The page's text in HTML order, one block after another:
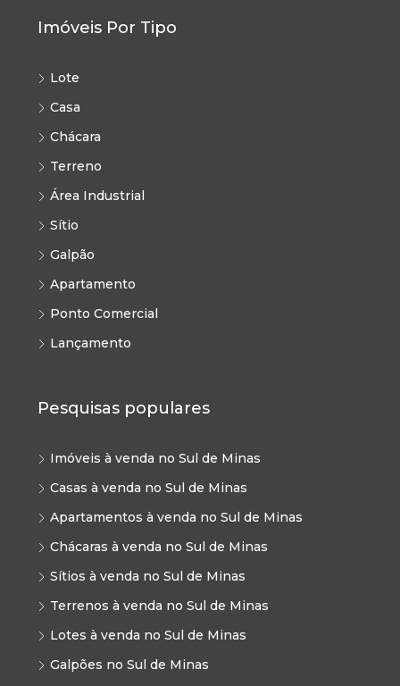
Imóveis Por Tipo
Lote
Casa
Chácara
Terreno
Área Industrial
Sítio
Galpão
Apartamento
Ponto Comercial
Lançamento
Pesquisas populares
Imóveis à venda no Sul de Minas
Casas à venda no Sul de Minas
Apartamentos à venda no Sul de Minas
Chácaras à venda no Sul de Minas
Sítios à venda no Sul de Minas
Terrenos à venda no Sul de Minas
Lotes à venda no Sul de Minas
Galpões no Sul de Minas